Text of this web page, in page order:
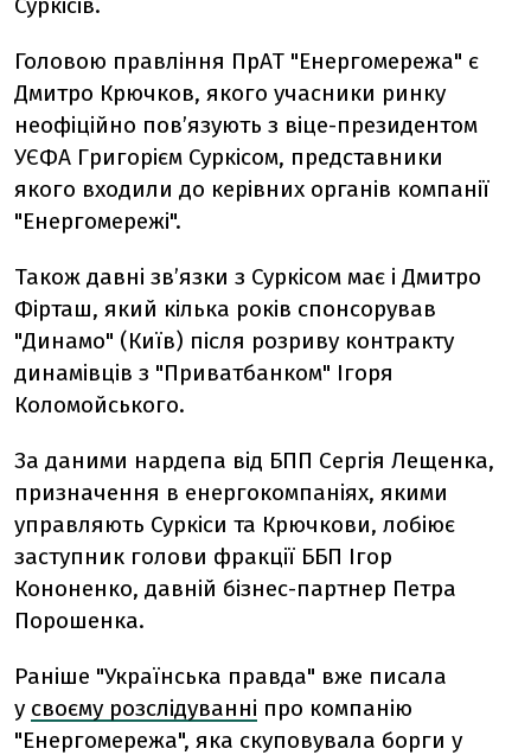
Головою правління ПрАТ "Енергомережа" є
Дмитро Крючков, якого учасники ринку
неофіційно пов’язують з віце-президентом
УЄФА Григорієм Суркісом, представники
якого входили до керівних органів компанії
"Енергомережі".
Також давні зв’язки з Суркісом має і Дмитро
Фірташ, який кілька років спонсорував
"Динамо" (Київ) після розриву контракту
динамівців з "Приватбанком" Ігоря
Коломойського.
За даними нардепа від БПП Сергія Лещенка,
призначення в енергокомпаніях, якими
управляють Суркіси та Крючкови, лобіює
заступник голови фракції ББП Ігор
Кононенко, давній бізнес-партнер Петра
Порошенка.
Раніше "Українська правда" вже писала
у своєму розслідуванні про компанію
"Енергомережа", яка скуповувала борги у